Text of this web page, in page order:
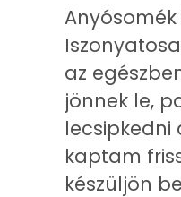
Ásványi
Összesen
az
jönnek le,
lecsipkedni
kaptam
készüljön